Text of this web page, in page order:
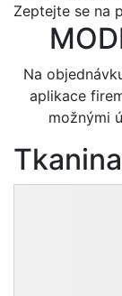
Zeptejte se na
Na
aplikace
možnými
Tkanina